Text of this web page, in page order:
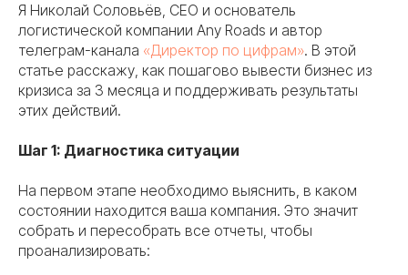
Я Николай Соловьёв, СЕО и основатель
логистической компании Any Roads и автор
телеграм-канала «Директор по цифрам». В этой
статье расскажу, как пошагово вывести бизнес из
кризиса за 3 месяца и поддерживать результаты
этих действий.
Шаг 1: Диагностика ситуации
На первом этапе необходимо выяснить, в каком
состоянии находится ваша компания. Это значит
собрать и пересобрать все отчеты, чтобы
проанализировать: